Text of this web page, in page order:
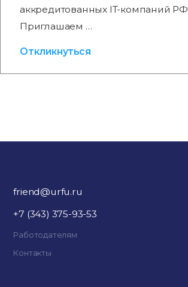
аккредитованных IT-компаний РФ
Приглашаем …
Откликнуться
friend@urfu.ru
+7 (343) 375-93-53
Работодателям
Контакты